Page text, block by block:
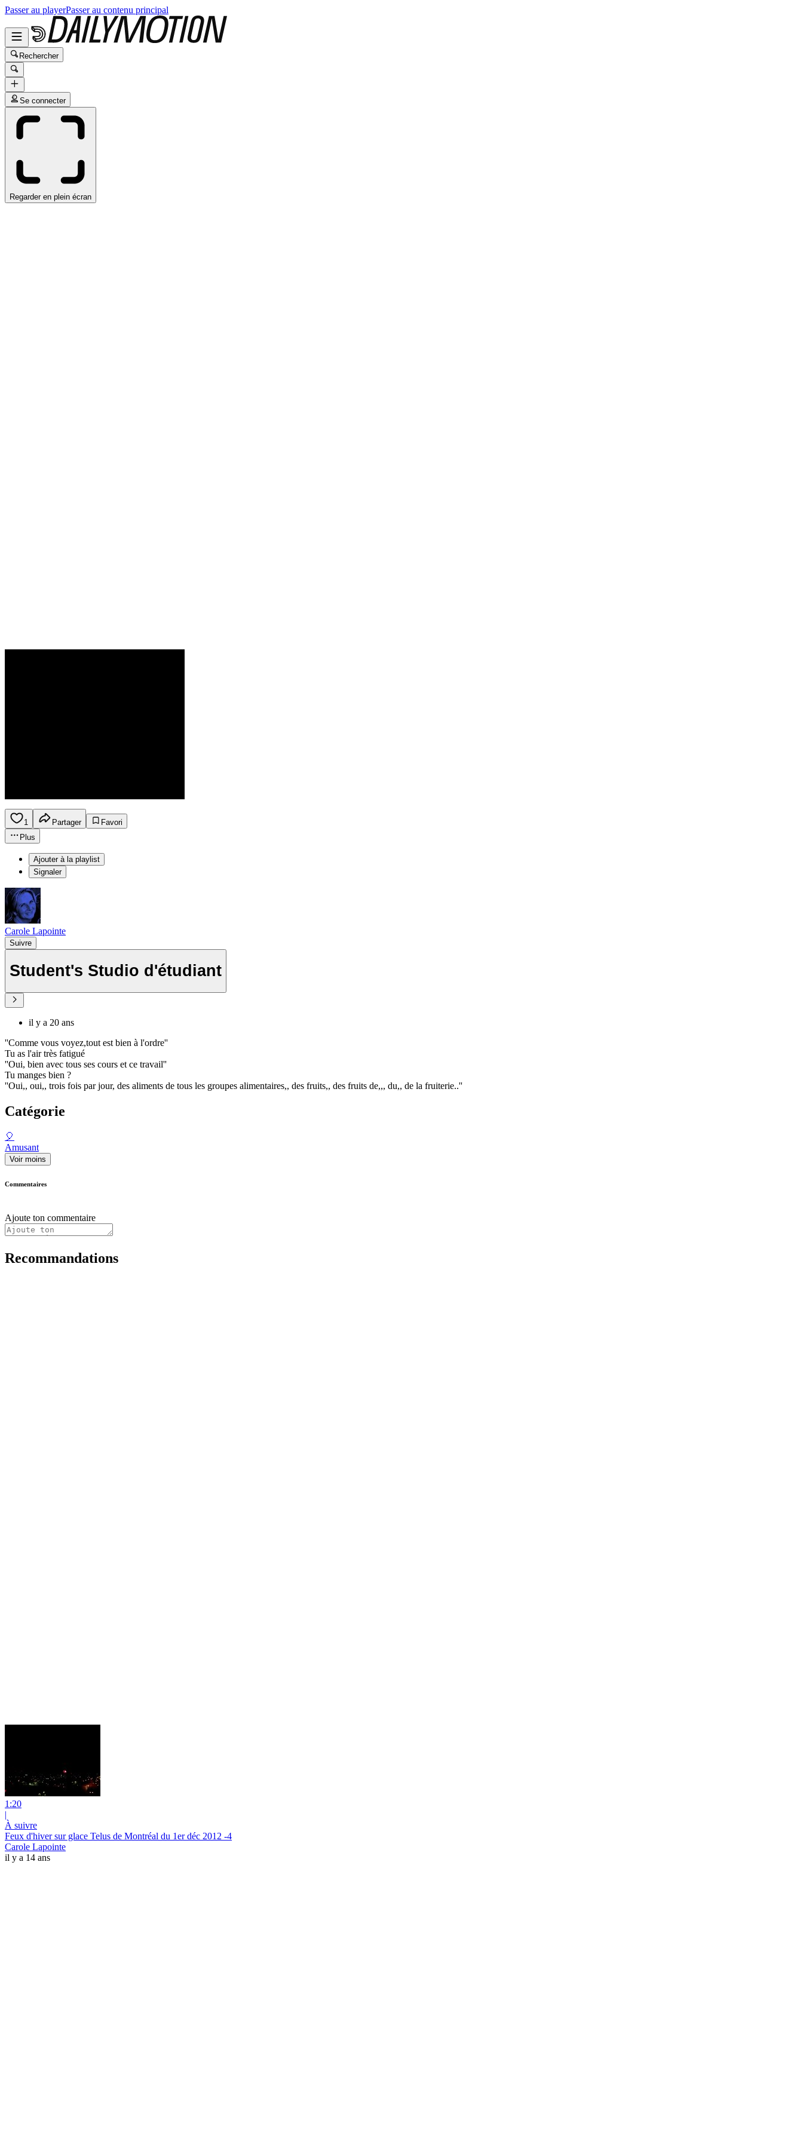
Passer au playerPasser au contenu principal
Rechercher
Se connecter
Regarder en plein écran
1 Partager
Favori
Plus
Ajouter à la playlist
Signaler
Carole Lapointe
Suivre
Student's Studio d'étudiant
il y a 20 ans
''Comme vous voyez,tout est bien à l'ordre''
Tu as l'air très fatigué
''Oui, bien avec tous ses cours et ce travail''
Tu manges bien ?
''Oui,, oui,, trois fois par jour, des aliments de tous les groupes alimentaires,, des fruits,, des fruits de,,, du,, de la fruiterie..''
Catégorie
🎈
Amusant
Voir moins
Commentaires
Ajoute ton commentaire
Recommandations
1:20
|
À suivre
Feux d'hiver sur glace Telus de Montréal du 1er déc 2012 -4
Carole Lapointe
il y a 14 ans